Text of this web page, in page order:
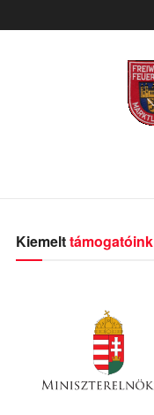
Kiemelttámogatóink